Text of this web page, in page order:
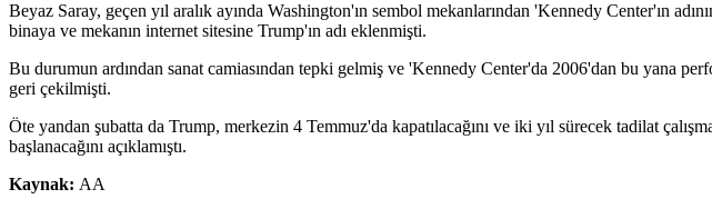
Beyaz Saray, geçen yıl aralık ayında Washington'ın sembol mekanlarından 'Kennedy Center'ın
binaya ve mekanın internet sitesine Trump'ın adı eklenmişti.
Bu durumun ardından sanat camiasından tepki gelmiş ve 'Kennedy Center'da 2006'dan bu yana
geri çekilmişti.
Öte yandan şubatta da Trump, merkezin 4 Temmuz'da kapatılacağını ve iki yıl sürecek tadilat
başlanacağını açıklamıştı.
Kaynak: AA